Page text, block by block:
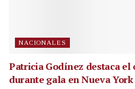
NACIONALES
Patricia Godínez destaca
durante gala en Nueva York